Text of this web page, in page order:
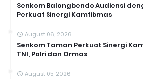
Senkom Balongbendo Audiensi
Perkuat Sinergi Kamtibmas
August 06, 2026
Senkom Taman Perkuat Sinergi
TNI, Polri dan Ormas
August 05, 2026